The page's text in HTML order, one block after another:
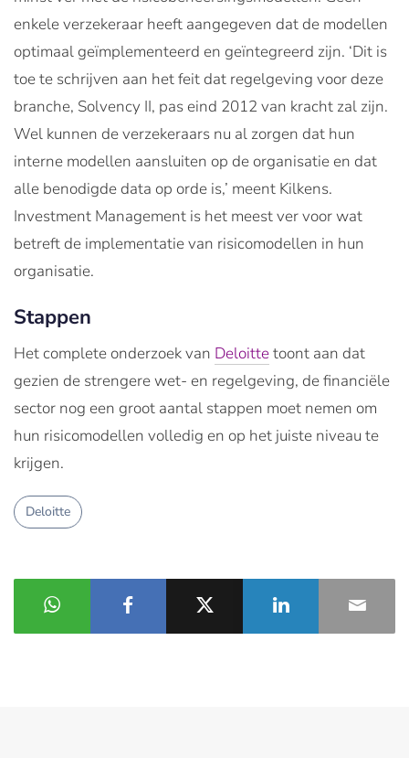
enkele verzekeraar heeft aangegeven dat de modellen
optimaal geïmplementeerd en geïntegreerd zijn. ‘Dit is
toe te schrijven aan het feit dat regelgeving voor deze
branche, Solvency II, pas eind 2012 van kracht zal zijn.
Wel kunnen de verzekeraars nu al zorgen dat hun
interne modellen aansluiten op de organisatie en dat
alle benodigde data op orde is,’ meent Kilkens.
Investment Management is het meest ver voor wat
betreft de implementatie van risicomodellen in hun
organisatie.
Stappen
Het complete onderzoek van Deloittetoont aan dat
gezien de strengere wet- en regelgeving, de financiële
sector nog een groot aantal stappen moet nemen om
hun risicomodellen volledig en op het juiste niveau te
krijgen.
Deloitte